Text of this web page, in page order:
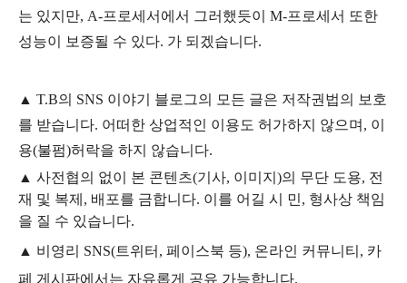
는 있지만, A-프로세서에서 그러했듯이 M-프로세서 또한
성능이 보증될 수 있다. 가 되겠습니다.
▲ T.B의 SNS 이야기 블 로그의 모든 글은 저작권법의 보호
를 받습니다. 어떠한 상업적인 이용도 허가하지 않으며, 이
용(불펌)허락을 하지 않습니다.
▲ 사전협의 없이 본 콘텐츠(기사, 이미지)의 무단 도용, 전
재 및 복제, 배포를 금합니다. 이를 어길 시 민, 형사상 책임
을 질 수 있습니다.
▲ 비영리 SNS(트위터, 페이스북 등), 온라인 커뮤니티, 카
페 게시판에서는 자유롭게 공유 가능합니다.